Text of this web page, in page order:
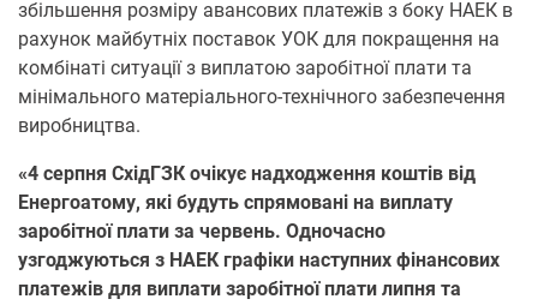
збільшення розміру авансових платежів з боку НАЕК в
рахунок майбутніх поставок УОК для покращення на
комбінаті ситуації з виплатою заробітної плати та
мінімального матеріального-технічного забезпечення
виробництва.
«4 серпня СхідГЗК очікує надходження коштів від
Енергоатому, які будуть спрямовані на виплату
заробітної плати за червень. Одночасно
узгоджуються з НАЕК графіки наступних фінансових
платежів для виплати заробітної плати липня та